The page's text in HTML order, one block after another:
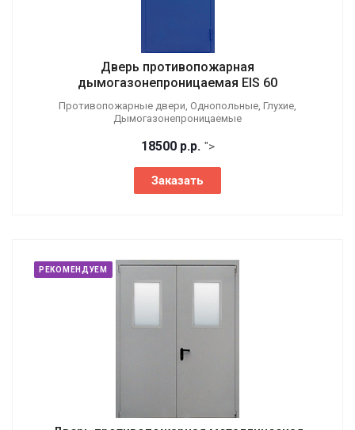
Дверь противопожарная
дымогазонепроницаемая EIS 60
Противопожарные двери, Однопольные, Глухие,
Дымогазонепроницаемые
18500 р.р. ">
Заказать
РЕКОМЕНДУЕМ